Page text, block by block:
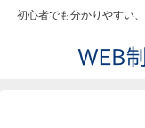
初心者でも分かりやすい